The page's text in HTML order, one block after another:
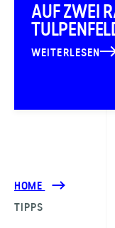
AUF ZWEI
WEITERLESEN
HOME
TIPPS